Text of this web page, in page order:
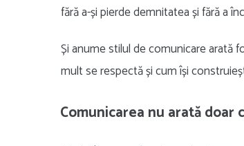
fără a-și pierde demnitatea și fără a
Și anume stilul de comunicare arată
mult se respectă și cum își
Comunicarea nu arată